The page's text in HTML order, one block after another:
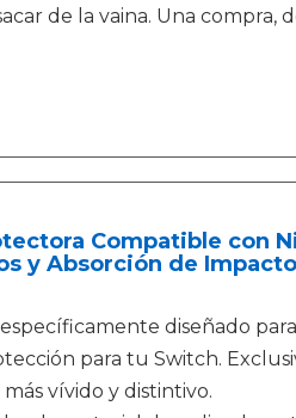
de la vaina. Una
Compatible con
y Absorción de
diseñado
para tu Switch.
vívido y distintivo.